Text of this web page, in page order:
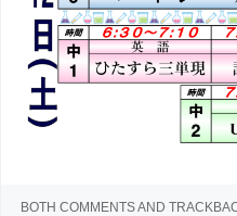
BOTH COMMENTS AND